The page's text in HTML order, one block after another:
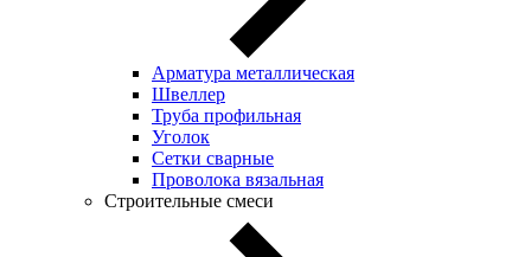
Арматура металлическая
Швеллер
Труба профильная
Уголок
Сетки сварные
Проволока вязальная
Строительные смеси